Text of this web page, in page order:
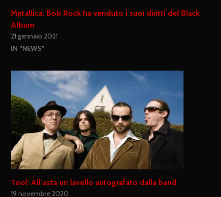
Metallica: Bob Rock ha venduto i suoi diritti del Black
Album
21 gennaio 2021
IN "NEWS"
Tool: All’asta un lavello autografato dalla band
19 novembre 2020